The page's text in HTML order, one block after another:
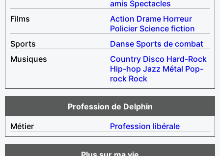
amis Spectacles
Films
Action Drame Horreur
Policier Science fiction
Sports
Danse Sports de combat
Musiques
Country Disco Hard-Rock
Hip-hop Jazz Métal Pop-
rock Rock
Profession de Delphin
Métier
Profession libérale